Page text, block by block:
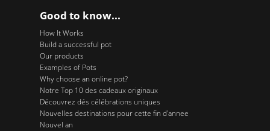
Good to know...
How It Works
Build a successful pot
Our products
Examples of Pots
Why choose an online pot?
Notre Top 10 des cadeaux originaux
Découvrez dés célébrations uniques
Nouvelles destinations pour cette fin d'annee
Nouvel an